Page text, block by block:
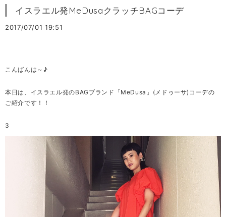
イスラエル発MeDusaクラッチBAGコーデ
2017/07/01 19:51
こんばんは～♪
本日は、イスラエル発のBAGブランド「MeDusa」(メドゥーサ)コーデの
ご紹介です！！
3